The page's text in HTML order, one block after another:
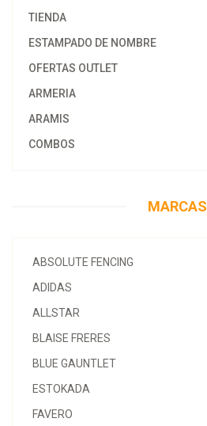
TIENDA
ESTAMPADO DE NOMBRE
OFERTAS OUTLET
ARMERIA
ARAMIS
COMBOS
MARCAS
ABSOLUTE FENCING
ADIDAS
ALLSTAR
BLAISE FRERES
BLUE GAUNTLET
ESTOKADA
FAVERO